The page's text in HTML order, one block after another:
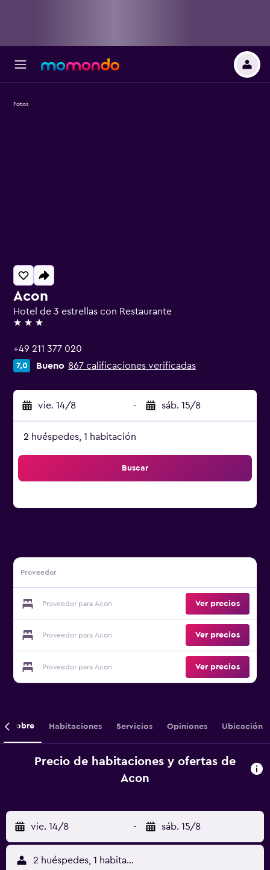
Acon
Hotel de 3 estrellas con Restaurante
3 estrellas
+49 211 377 020
7,0 Bueno 867 calificaciones verificadas
vie. 14/8 - sáb. 15/8
2 huéspedes, 1 habitación
Buscar
Proveedor
Proveedor para Acon Ver precios
Proveedor para Acon Ver precios
Proveedor para Acon Ver precios
Fotos
Sobre Habitaciones Servicios Opiniones Ubicación
Precio de habitaciones y ofertas de
Acon
vie. 14/8 - sáb. 15/8
2 huéspedes, 1 habitación